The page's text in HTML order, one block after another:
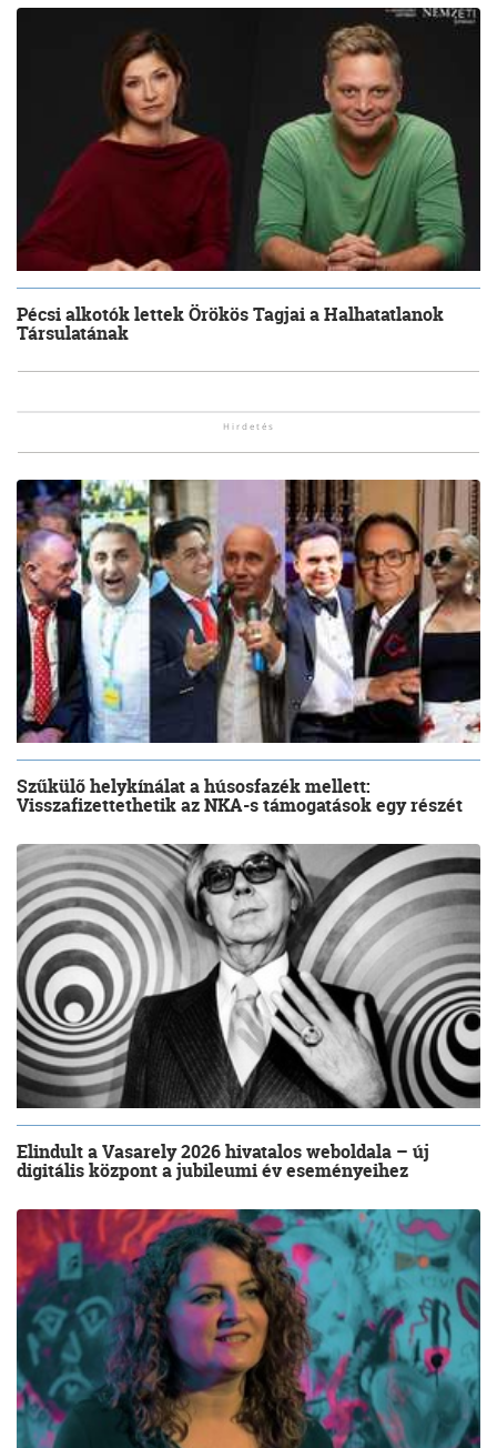
Pécsi alkotók lettek Örökös Tagjai a Halhatatlanok
Társulatának
Szűkülő helykínálat a húsosfazék mellett:
Visszafizettethetik az NKA-s támogatások egy részét
Elindult a Vasarely 2026 hivatalos weboldala – új
digitális központ a jubileumi év eseményeihez